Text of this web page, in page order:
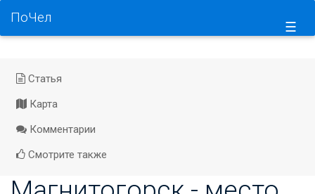
☰
ПоЧел
Статья
Карта
Комментарии
Смотрите также